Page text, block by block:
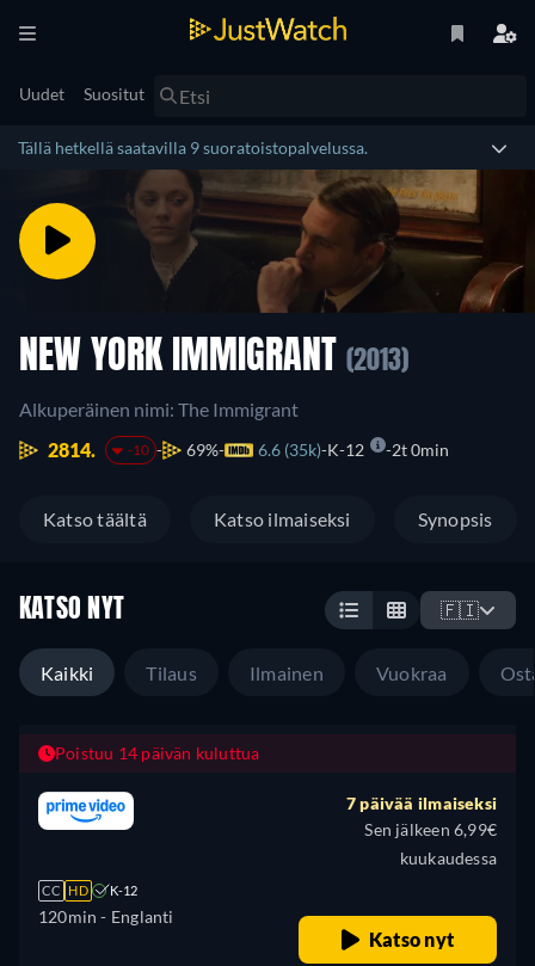
Uudet Suositut
Tällä hetkellä saatavilla 9 suoratoistopalvelussa.
NEW YORK IMMIGRANT (2013)
Alkuperäinen nimi: The Immigrant
2814.
-10 69% 6.6 (35k) K-12 2t 0min
Katso täältä Katso ilmaiseksi Synopsis
KATSO NYT 🇫🇮
Kaikki Tilaus Ilmainen Vuokraa
Poistuu 14 päivän kuluttua
CC HD K-12
120min - Englanti
7 päivää ilmaiseksi
Sen jälkeen 6,99€
kuukaudessa
Katso nyt